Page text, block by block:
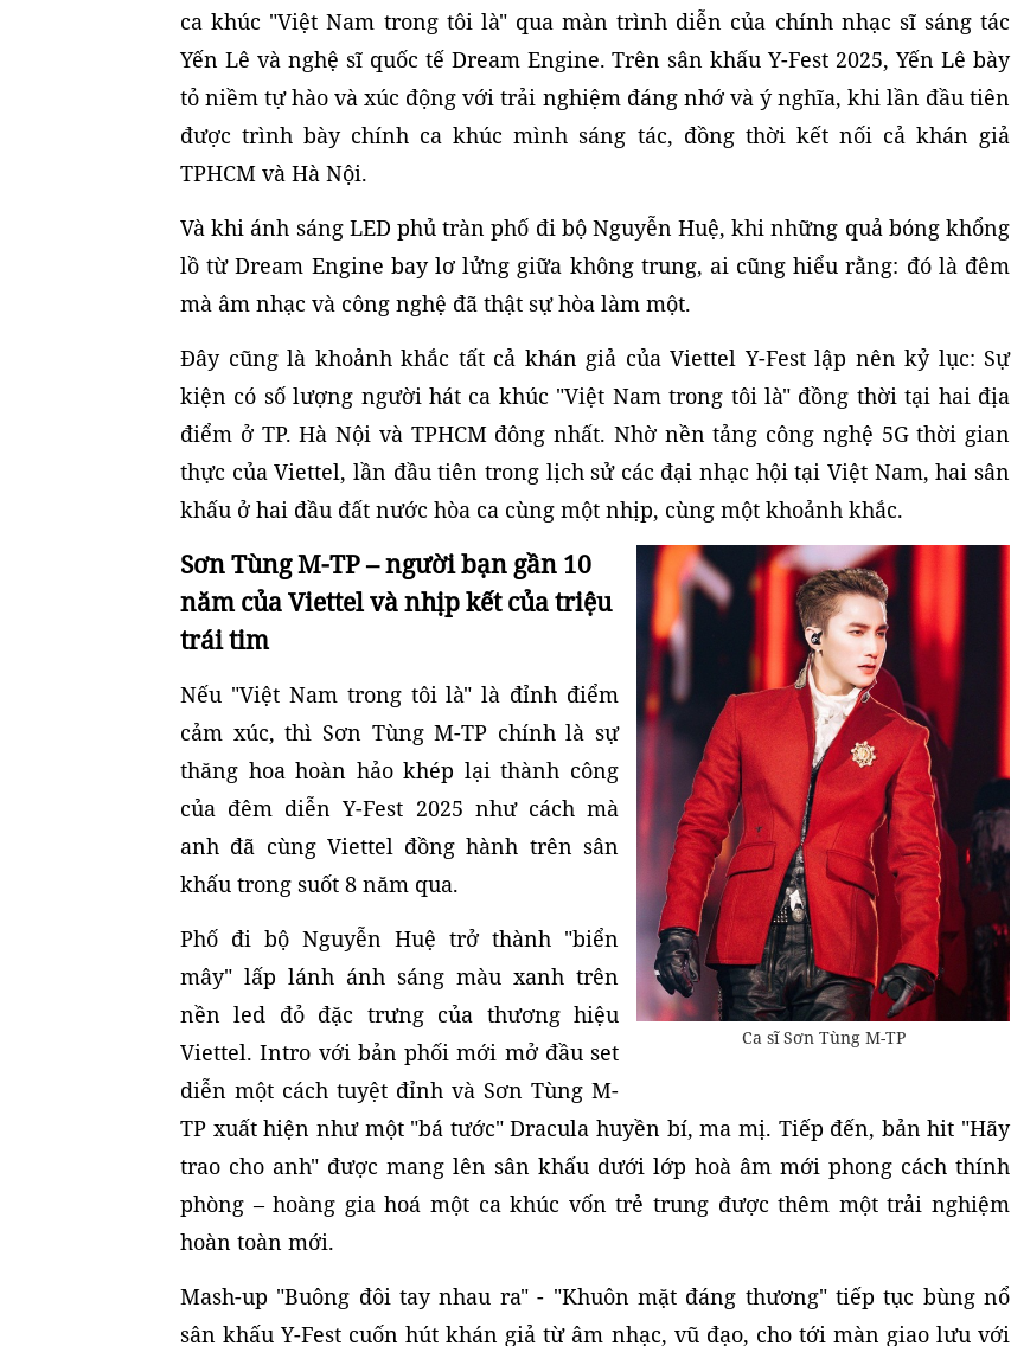
ca khúc "Việt Nam trong tôi là" qua màn trình diễn của chính nhạc sĩ sáng tác
Yến Lê và nghệ sĩ quốc tế Dream Engine. Trên sân khấu Y-Fest 2025, Yến Lê bày
tỏ niềm tự hào và xúc động với trải nghiệm đáng nhớ và ý nghĩa, khi lần đầu tiên
được trình bày chính ca khúc mình sáng tác, đồng thời kết nối cả khán giả
TPHCM và Hà Nội.
Và khi ánh sáng LED phủ tràn phố đi bộ Nguyễn Huệ, khi những quả bóng khổng
lồ từ Dream Engine bay lơ lửng giữa không trung, ai cũng hiểu rằng: đó là đêm
mà âm nhạc và công nghệ đã thật sự hòa làm một.
Đây cũng là khoảnh khắc tất cả khán giả của Viettel Y-Fest lập nên kỷ lục: Sự
kiện có số lượng người hát ca khúc "Việt Nam trong tôi là" đồng thời tại hai địa
điểm ở TP. Hà Nội và TPHCM đông nhất. Nhờ nền tảng công nghệ 5G thời gian
thực của Viettel, lần đầu tiên trong lịch sử các đại nhạc hội tại Việt Nam, hai sân
khấu ở hai đầu đất nước hòa ca cùng một nhịp, cùng một khoảnh khắc.
Ca sĩ Sơn Tùng M-TP
Sơn Tùng M-TP – người bạn gần 10
năm của Viettel và nhịp kết của triệu
trái tim
Nếu "Việt Nam trong tôi là" là đỉnh điểm
cảm xúc, thì Sơn Tùng M-TP chính là sự
thăng hoa hoàn hảo khép lại thành công
của đêm diễn Y-Fest 2025 như cách mà
anh đã cùng Viettel đồng hành trên sân
khấu trong suốt 8 năm qua.
Phố đi bộ Nguyễn Huệ trở thành "biển
mây" lấp lánh ánh sáng màu xanh trên
nền led đỏ đặc trưng của thương hiệu
Viettel. Intro với bản phối mới mở đầu set
diễn một cách tuyệt đỉnh và Sơn Tùng M-
TP xuất hiện như một "bá tước" Dracula huyền bí, ma mị. Tiếp đến, bản hit "Hãy
trao cho anh" được mang lên sân khấu dưới lớp hoà âm mới phong cách thính
phòng – hoàng gia hoá một ca khúc vốn trẻ trung được thêm một trải nghiệm
hoàn toàn mới.
Mash-up "Buông đôi tay nhau ra" - "Khuôn mặt đáng thương" tiếp tục bùng nổ
sân khấu Y-Fest cuốn hút khán giả từ âm nhạc, vũ đạo, cho tới màn giao lưu với